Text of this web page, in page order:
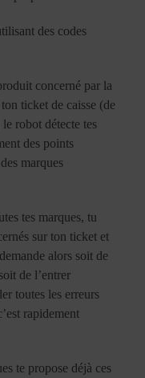
des codes
concerné par la
ticket de caisse (de
robot détecte tes
des points
marques
tes marques, tu
sur ton ticket et
alors soit de
de l’entrer
toutes les erreurs
rapidement
te propose déjà ces